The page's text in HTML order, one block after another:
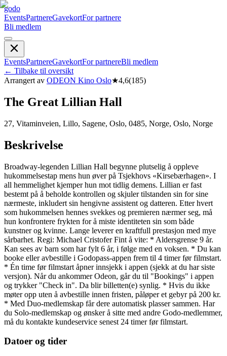
godo
EventsPartnereGavekortFor partnere
Bli medlem
EventsPartnereGavekortFor partnereBli medlem
← Tilbake til oversikt
Arrangert av ODEON Kino Oslo★4,6(185)
The Great Lillian Hall
27, Vitaminveien, Lillo, Sagene, Oslo, 0485, Norge, Oslo, Norge
Beskrivelse
Broadway-legenden Lillian Hall begynne plutselig å oppleve
hukommelsestap mens hun øver på Tsjekhovs «Kirsebærhagen». I
all hemmelighet kjemper hun mot tidlig demens. Lillian er fast
bestemt på å beholde kontrollen og skjuler tilstanden sin for sine
nærmeste, inkludert sin hengivne assistent og datteren. Etter hvert
som hukommelsen hennes svekkes og premieren nærmer seg, må
hun konfrontere frykten for å miste identiteten sin som både
kunstner og kvinne. Lange leverer en kraftfull prestasjon med mye
sårbarhet. Regi: Michael Cristofer Fint å vite: * Aldersgrense 9 år.
Kan sees av barn som har fylt 6 år, i følge med en voksen. * Du kan
booke eller avbestille i Godopass-appen frem til 4 timer før filmstart.
* Én time før filmstart åpner innsjekk i appen (sjekk at du har siste
versjon). Når du ankommer Odeon, går du til "Bookings" i appen
og trykker "Check in". Da blir billetten(e) synlig. * Hvis du ikke
møter opp uten å avbestille innen fristen, påløper et gebyr på 200 kr.
* Med Duo-medlemskap får dere automatisk plasser sammen. Har
du Solo-medlemskap og ønsker å sitte med andre Godo-medlemmer,
må du kontakte kundeservice senest 24 timer før filmstart.
Datoer og tider